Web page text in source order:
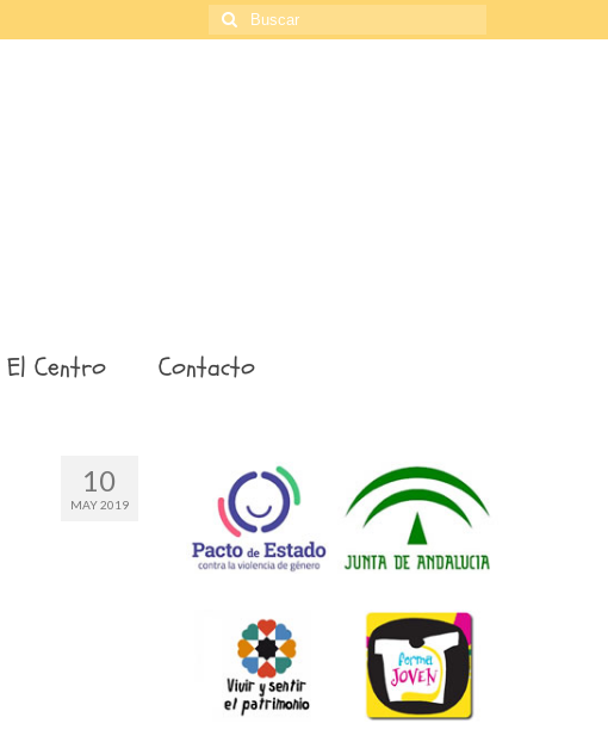
Buscar
por:
El Centro Contacto
10
MAY 2019